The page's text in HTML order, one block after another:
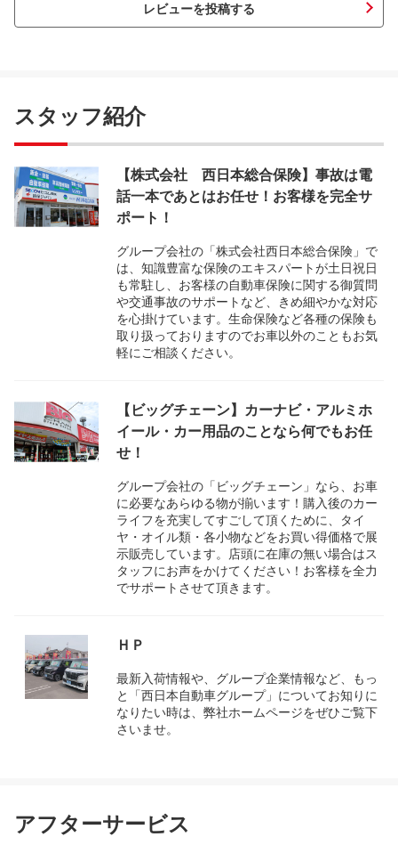
レビューを投稿する
スタッフ紹介
【株式会社 西日本総合保険】事故は電
話一本であとはお任せ！お客様を完全サ
ポート！
グループ会社の「株式会社西日本総合保険」で
は、知識豊富な保険のエキスパートが土日祝日
も常駐し、お客様の自動車保険に関する御質問
や交通事故のサポートなど、きめ細やかな対応
を心掛けています。生命保険など各種の保険も
取り扱っておりますのでお車以外のこともお気
軽にご相談ください。
【ビッグチェーン】カーナビ・アルミホ
イール・カー用品のことなら何でもお任
せ！
グループ会社の「ビッグチェーン」なら、お車
に必要なあらゆる物が揃います！購入後のカー
ライフを充実してすごして頂くために、タイ
ヤ・オイル類・各小物などをお買い得価格で展
示販売しています。店頭に在庫の無い場合はス
タッフにお声をかけてください！お客様を全力
でサポートさせて頂きます。
ＨＰ
最新入荷情報や、グループ企業情報など、もっ
と「西日本自動車グループ」についてお知りに
なりたい時は、弊社ホームページをぜひご覧下
さいませ。
アフターサービス